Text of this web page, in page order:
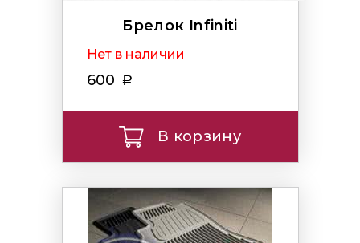
Брелок Infiniti
Нет в наличии
600
В корзину